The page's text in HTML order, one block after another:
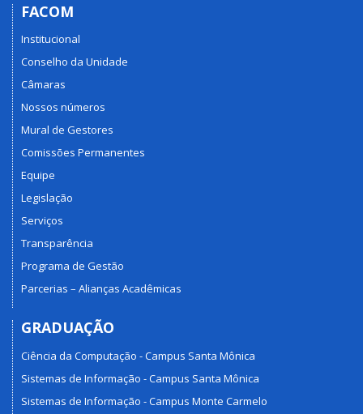
FACOM
Institucional
Conselho da Unidade
Câmaras
Nossos números
Mural de Gestores
Comissões Permanentes
Equipe
Legislação
Serviços
Transparência
Programa de Gestão
Parcerias – Alianças Acadêmicas
GRADUAÇÃO
Ciência da Computação - Campus Santa Mônica
Sistemas de Informação - Campus Santa Mônica
Sistemas de Informação - Campus Monte Carmelo